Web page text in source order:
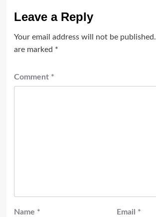
Leave a Reply
Your email address will not be published.
are marked *
Comment *
Name * Email *